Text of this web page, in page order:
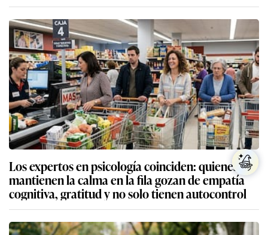
Los expertos en psicología coinciden: quienes
mantienen la calma en la fila gozan de empatía
cognitiva, gratitud y no solo tienen autocontrol